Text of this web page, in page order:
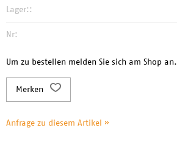
Lager::
Nr:
Um zu bestellen melden Sie sich am Shop an.
Merken
Anfrage zu diesem Artikel »